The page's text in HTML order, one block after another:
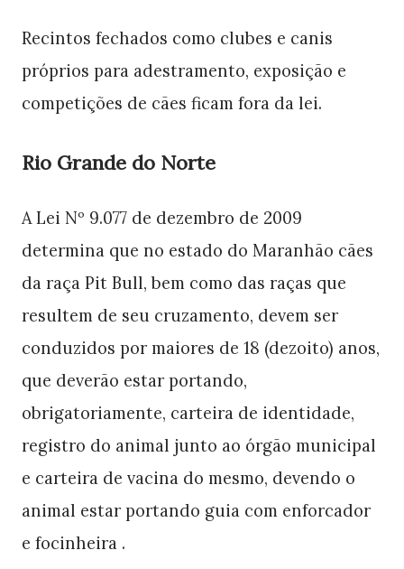
Recintos fechados como clubes e canis
próprios para adestramento, exposição e
competições de cães ficam fora da lei.
Rio Grande do Norte
A Lei Nº 9.077 de dezembro de 2009
determina que no estado do Maranhão cães
da raça Pit Bull, bem como das raças que
resultem de seu cruzamento, devem ser
conduzidos por maiores de 18 (dezoito) anos,
que deverão estar portando,
obrigatoriamente, carteira de identidade,
registro do animal junto ao órgão municipal
e carteira de vacina do mesmo, devendo o
animal estar portando guia com enforcador
e focinheira .